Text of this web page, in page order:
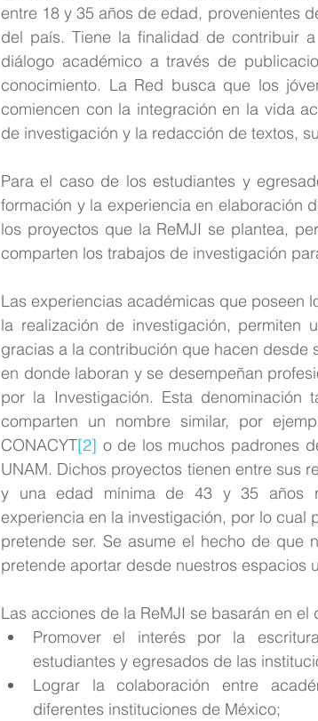
entre 18 y 35 años de edad, provenientes
del país. Tiene la finalidad de contribuir
diálogo académico a través de
conocimiento. La Red busca que los
comiencen con la integración en la vida
de investigación y la redacción de textos,
Para el caso de los estudiantes y
formación y la experiencia en elaboración
los proyectos que la ReMJI se plantea,
comparten los trabajos de investigación
Las experiencias académicas que poseen
la realización de investigación, permiten
gracias a la contribución que hacen
en donde laboran y se desempeñan
por la Investigación. Esta denominación
comparten un nombre similar, por
CONACYT[2] o de los muchos padrones
UNAM. Dichos proyectos tienen entre sus
y una edad mínima de 43 y 35 años
experiencia en la investigación, por lo cual
pretende ser. Se asume el hecho de que
pretende aportar desde nuestros espacios
Las acciones de la ReMJI se basarán en
Promover el interés por la
estudiantes y egresados de las
Lograr la colaboración entre
diferentes instituciones de México;